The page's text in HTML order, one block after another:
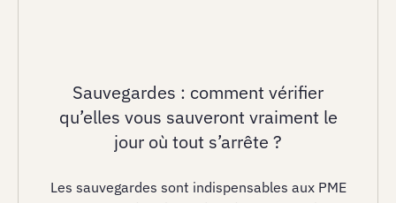
Sauvegardes : comment vérifier
qu’elles vous sauveront vraiment le
jour où tout s’arrête ?
Les sauvegardes sont indispensables aux PME